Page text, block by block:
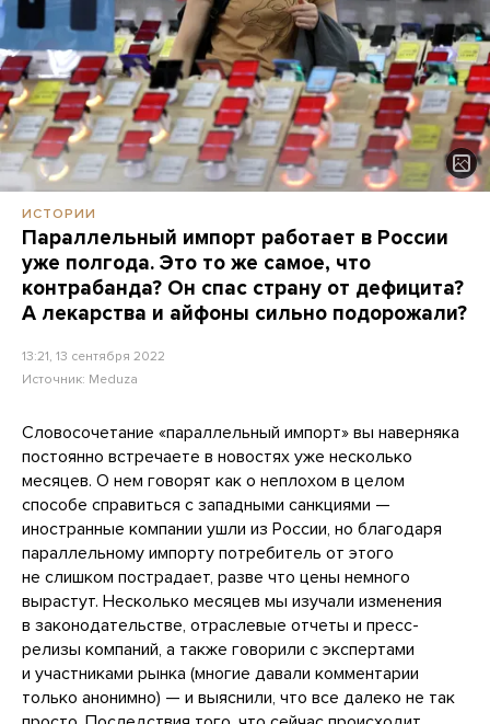
ИСТОРИИ
Параллельный импорт работает в России
уже полгода. Это то же самое, что
контрабанда? Он спас страну от дефицита?
А лекарства и айфоны сильно подорожали?
13:21, 13 сентября 2022
Источник: Meduza
Словосочетание «параллельный импорт» вы наверняка
постоянно встречаете в новостях уже несколько
месяцев. О нем говорят как о неплохом в целом
способе справиться с западными санкциями —
иностранные компании ушли из России, но благодаря
параллельному импорту потребитель от этого
не слишком пострадает, разве что цены немного
вырастут. Несколько месяцев мы изучали изменения
в законодательстве, отраслевые отчеты и пресс-
релизы компаний, а также говорили с экспертами
и участниками рынка (многие давали комментарии
только анонимно) — и выяснили, что все далеко не так